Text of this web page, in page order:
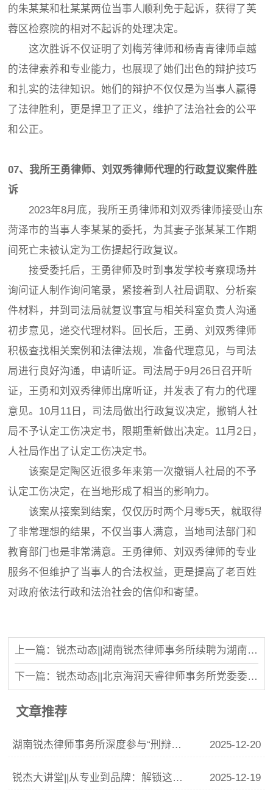
的朱某某和杜某某两位当事人顺利免于起诉，获得了芙
蓉区检察院的相对不起诉的处理决定。
这次胜诉不仅证明了刘梅芳律师和杨青青律师卓越
的法律素养和专业能力，也展现了她们出色的辩护技巧
和扎实的法律知识。她们的辩护不仅仅是为当事人赢得
了法律胜利，更是捍卫了正义，维护了法治社会的公平
和公正。
07、我所王勇律师、刘双秀律师代理的行政复议案件胜
诉
2023年8月底，我所王勇律师和刘双秀律师接受山东
菏泽市的当事人李某某的委托，为其妻子张某某工作期
间死亡未被认定为工伤提起行政复议。
接受委托后，王勇律师及时到事发学校考察现场并
询问证人制作询问笔录，紧接着到人社局调取、分析案
件材料，并到司法局就复议事宜与相关科室负责人沟通
初步意见，递交代理材料。回长后，王勇、刘双秀律师
积极查找相关案例和法律法规，准备代理意见，与司法
局进行良好沟通，申请听证。司法局于9月26日召开听
证，王勇和刘双秀律师出席听证，并发表了有力的代理
意见。10月11日，司法局做出行政复议决定，撤销人社
局不予认定工伤决定书，限期重新做出决定。11月2日，
人社局作出了认定工伤决定书。
该案是定陶区近很多年来第一次撤销人社局的不予
认定工伤决定，在当地形成了相当的影响力。
该案从接案到结案，仅仅历时两个月零5天，就取得
了非常理想的结果，不仅当事人满意，当地司法部门和
教育部门也是非常满意。王勇律师、刘双秀律师的专业
服务不但维护了当事人的合法权益，更是提高了老百姓
对政府依法行政和法治社会的信仰和寄望。
上一篇：锐杰动态||湖南锐杰律师事务所续聘为湖南省消费者权益保护委员会新一届常年法律顾问
下一篇：锐杰动态||北京海润天睿律师事务所党委委员、高级合伙人肖虹律师一行莅临我所参观交流
文章推荐
湖南锐杰律师事务所深度参与“刑辩湘军”联训 李青云副主任精析涉“骗”案件辩护要点 2025-12-20
锐杰大讲堂||从专业到品牌：解锁这份律师IP打造指南 2025-12-19